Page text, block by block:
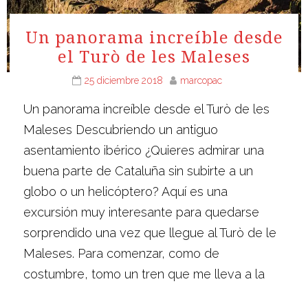
Un panorama increíble desde
el Turò de les Maleses
25 diciembre 2018 marcopac
Un panorama increíble desde el Turò de les
Maleses Descubriendo un antiguo
asentamiento ibérico ¿Quieres admirar una
buena parte de Cataluña sin subirte a un
globo o un helicóptero? Aquí es una
excursión muy interesante para quedarse
sorprendido una vez que llegue al Turò de le
Maleses. Para comenzar, como de
costumbre, tomo un tren que me lleva a la